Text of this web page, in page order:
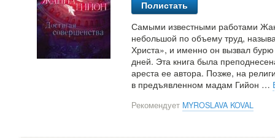
Полистать
Самыми известными работами
небольшой по объему труд,
Христа», и именно он вызвал бурю
дней. Эта книга была
ареста ее автора. Позже, на
в предъявленном мадам Гийон …
Рекомендует MYROSLAVA KOVAL